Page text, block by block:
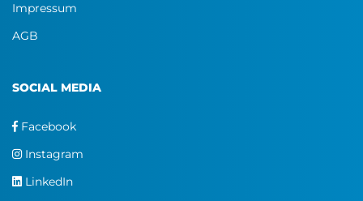
Impressum
AGB
SOCIAL MEDIA
Facebook
Instagram
LinkedIn